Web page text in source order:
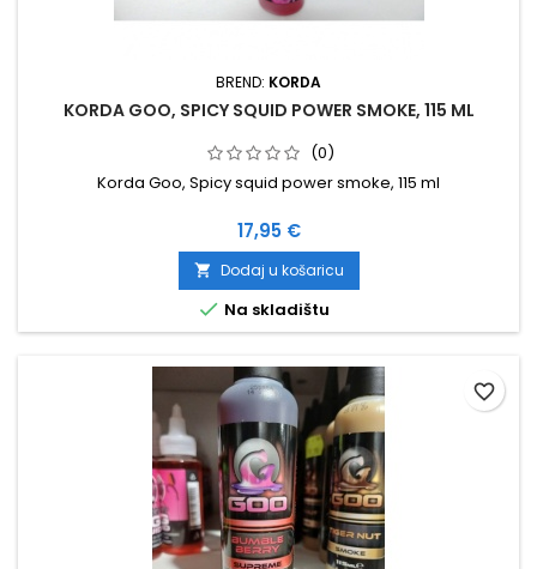
BREND: KORDA
KORDA GOO, SPICY SQUID POWER SMOKE, 115 ML
(0)
Korda Goo, Spicy squid power smoke, 115 ml
Cijena
17,95 €
 Dodaj u košaricu
 Na skladištu
favorite_border